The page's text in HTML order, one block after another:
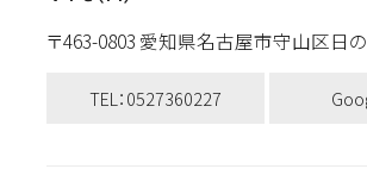
〒463-0803 愛知県名古屋市守山区日
TEL：0527360227